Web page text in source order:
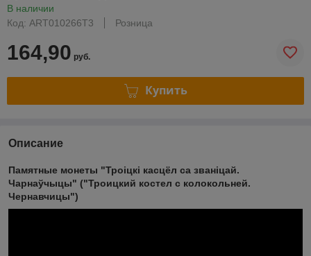
В наличии
Код: ART010266T3
Розница
164,90 руб.
Купить
Описание
Памятные монеты "Троiцкi касцёл са званiцай.
Чарнаўчыцы" ("Троицкий костел с колокольней.
Чернавчицы")